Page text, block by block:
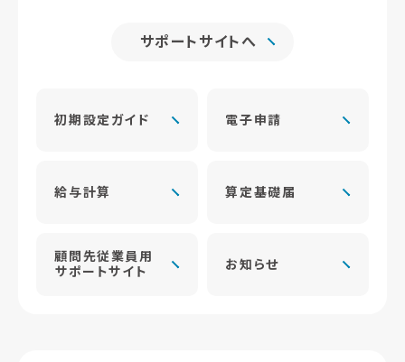
サポートサイトへ
初期設定ガイド 電子申請
給与計算 算定基礎届
顧問先従業員用
サポートサイト
お知らせ